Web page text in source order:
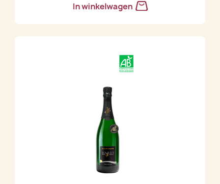
In winkelwagen